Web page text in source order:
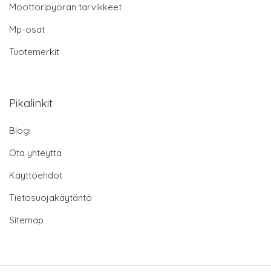
Moottoripyörän tarvikkeet
Mp-osat
Tuotemerkit
Pikalinkit
Blogi
Ota yhteyttä
Käyttöehdot
Tietosuojakäytäntö
Sitemap